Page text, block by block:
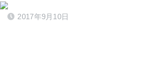
2017年9月10日